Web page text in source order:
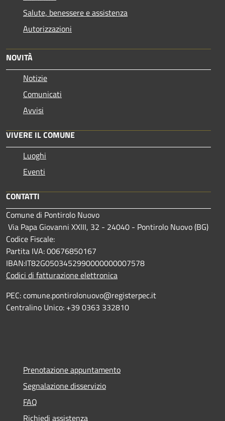
Salute, benessere e assistenza
Autorizzazioni
NOVITÀ
Notizie
Comunicati
Avvisi
VIVERE IL COMUNE
Luoghi
Eventi
CONTATTI
Comune di Pontirolo Nuovo
Via Papa Giovanni XXIII, 32 - 24040 - Pontirolo Nuovo (BG)
Codice Fiscale:
Partita IVA: 00676850167
IBAN:IT82G0503452990000000007578
Codici di fatturazione elettronica
PEC: comune.pontirolonuovo@registerpec.it
Centralino Unico: +39 0363 332810
Prenotazione appuntamento
Segnalazione disservizio
FAQ
Richiedi assistenza